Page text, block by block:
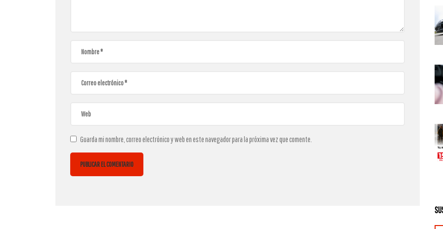
Guarda mi nombre, correo electrónico y web en este navegador para la próxima vez que comente.